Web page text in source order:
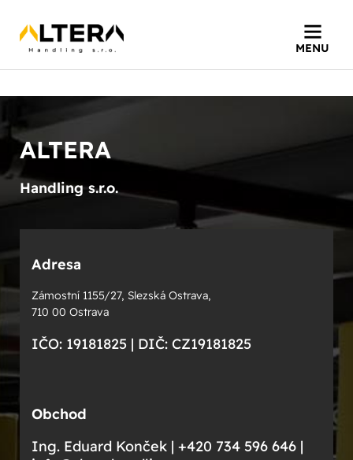
MENU
ALTERA
Handling s.r.o.
Adresa
Zámostní 1155/27, Slezská Ostrava,
710 00 Ostrava
IČO: 19181825 | DIČ: CZ19181825
Obchod
Ing. Eduard Konček | +420 734 596 646 |